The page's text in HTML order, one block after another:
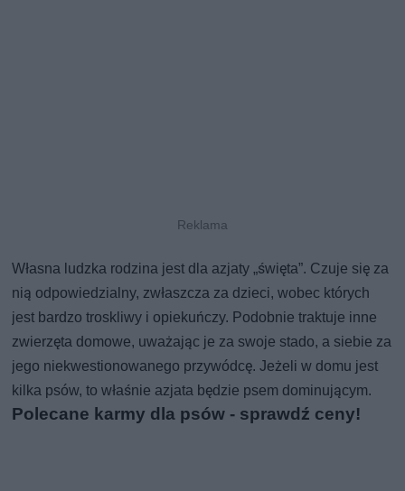
Własna ludzka rodzina jest dla azjaty „święta”. Czuje się za
nią odpowiedzialny, zwłaszcza za dzieci, wobec których
jest bardzo troskliwy i opiekuńczy. Podobnie traktuje inne
zwierzęta domowe, uważając je za swoje stado, a siebie za
jego niekwestionowanego przywódcę. Jeżeli w domu jest
kilka psów, to właśnie azjata będzie psem dominującym.
Polecane karmy dla psów - sprawdź ceny!